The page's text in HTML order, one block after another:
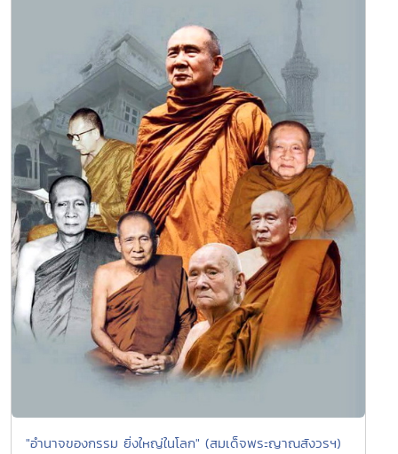
"อำนาจของกรรม ยิ่งใหญ่ในโลก" (สมเด็จพระญาณสังวรฯ)